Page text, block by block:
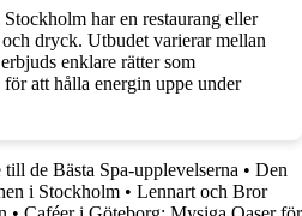
har en restaurang eller
dryck. Utbudet varierar mellan
enklare rätter som
att hålla energin uppe under
de Bästa Spa-upplevelserna • Den
i Stockholm • Lennart och Bror